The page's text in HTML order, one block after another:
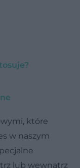
które
w naszym
lub wewnątrz